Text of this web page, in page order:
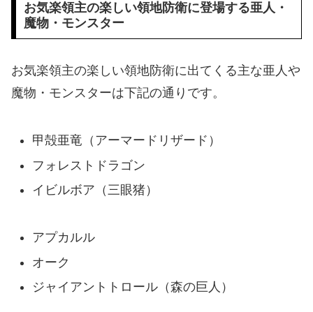
お気楽領主の楽しい領地防衛に登場する亜人・
魔物・モンスター
お気楽領主の楽しい領地防衛に出てくる主な亜人や
魔物・モンスターは下記の通りです。
甲殻亜竜（アーマードリザード）
フォレストドラゴン
イビルボア（三眼猪）
アプカルル
オーク
ジャイアントトロール（森の巨人）